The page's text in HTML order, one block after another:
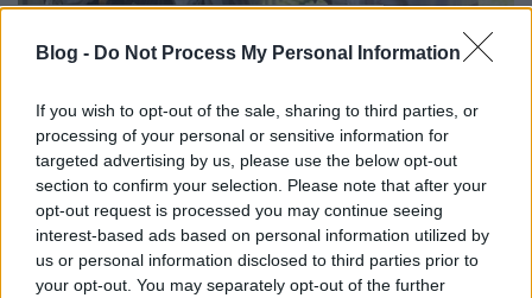
Blog - Do Not Process My Personal Information
If you wish to opt-out of the sale, sharing to third parties, or
processing of your personal or sensitive information for
targeted advertising by us, please use the below opt-out
section to confirm your selection. Please note that after your
opt-out request is processed you may continue seeing
interest-based ads based on personal information utilized by
us or personal information disclosed to third parties prior to
your opt-out. You may separately opt-out of the further
kultúrfaló 2017. április 10.
Magyarországon valószínűleg kevés embernek cseng
ismerősen Emily Dickinson neve. Ha így van, akkor
Terence Davies filmjének köszönhetően közelebb
kerülhetünk ahhoz, hogy a 1800-as évek első felében
élő amerikai költőnő alakját, személyiségét és
költészetét megismerjük. Legalább is gondolom, ez
volt…